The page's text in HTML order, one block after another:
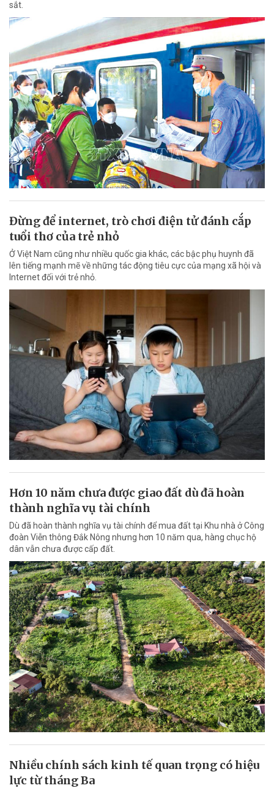
sắt.
Đừng để internet, trò chơi điện tử đánh cắp
tuổi thơ của trẻ nhỏ
Ở Việt Nam cũng như nhiều quốc gia khác, các bậc phụ huynh đã
lên tiếng mạnh mẽ về những tác động tiêu cực của mạng xã hội và
Internet đối với trẻ nhỏ.
Hơn 10 năm chưa được giao đất dù đã hoàn
thành nghĩa vụ tài chính
Dù đã hoàn thành nghĩa vụ tài chính để mua đất tại Khu nhà ở Công
đoàn Viễn thông Đắk Nông nhưng hơn 10 năm qua, hàng chục hộ
dân vẫn chưa được cấp đất.
Nhiều chính sách kinh tế quan trọng có hiệu
lực từ tháng Ba